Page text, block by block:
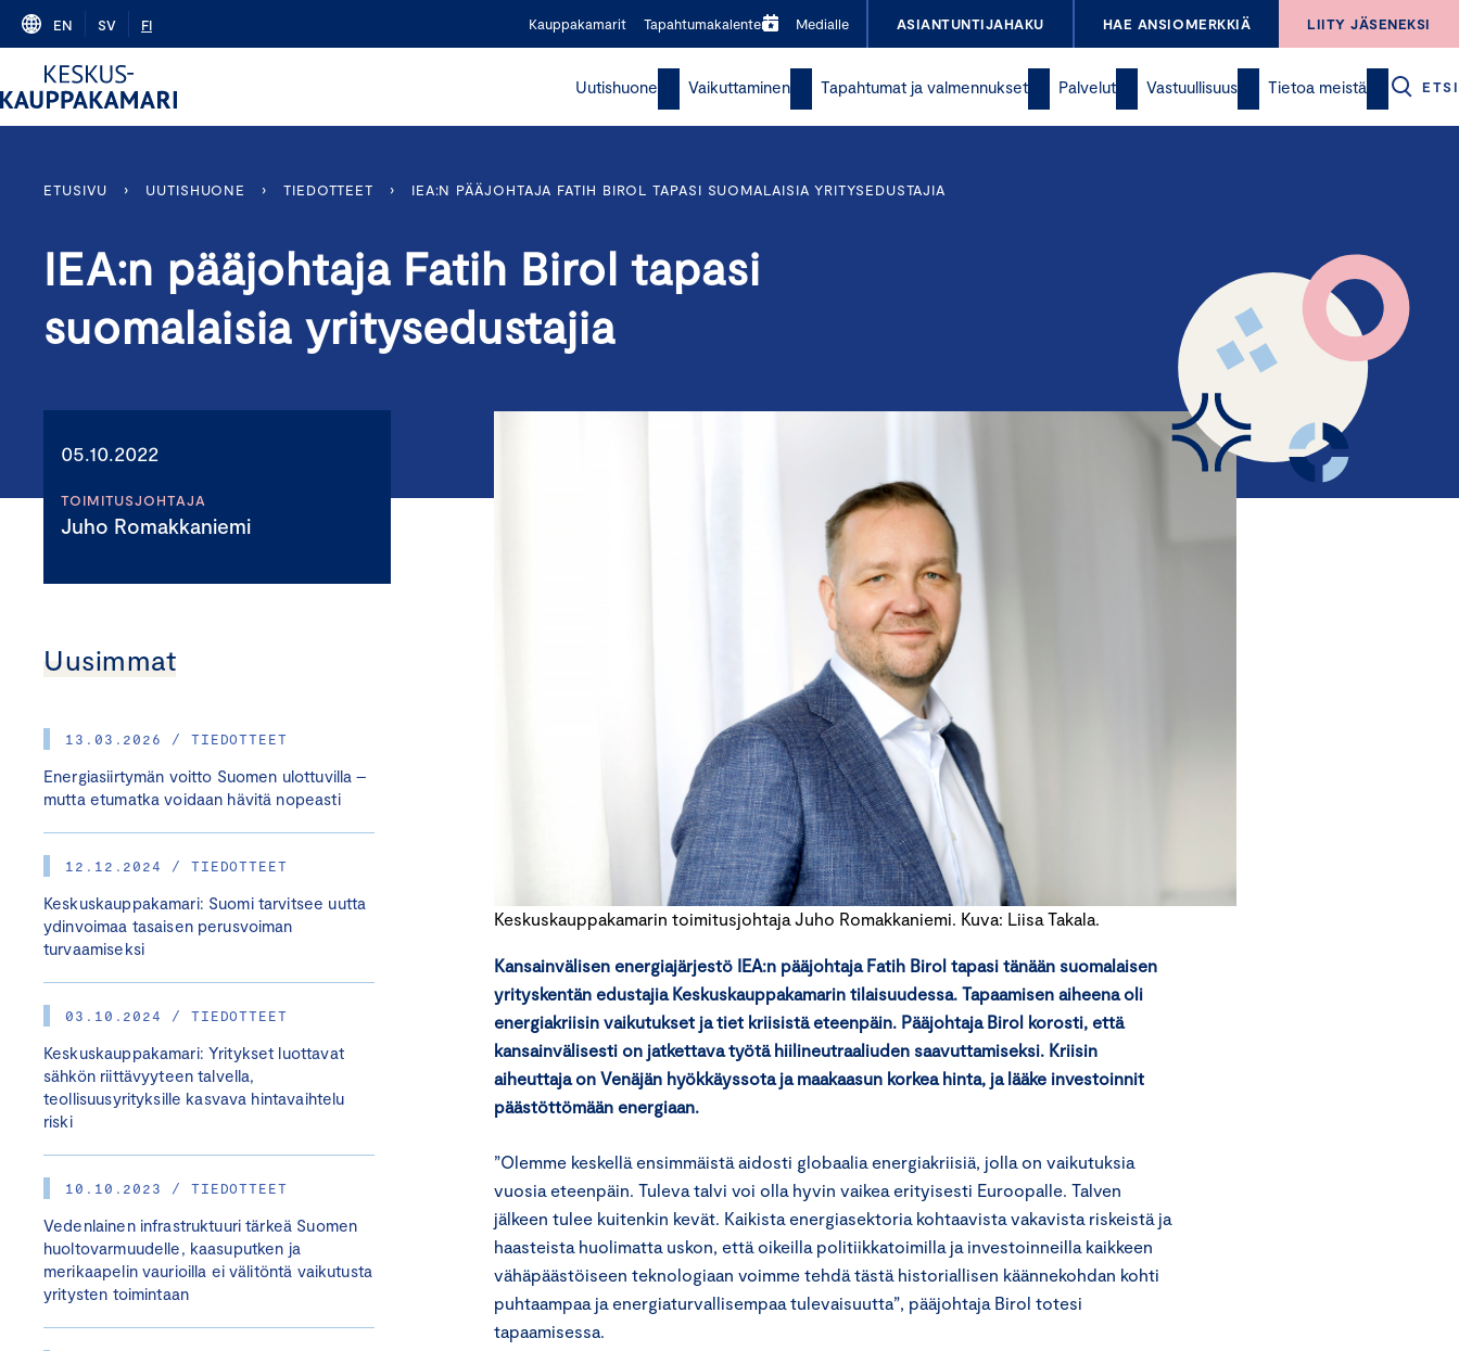
Skip
content
EN SV FI Kauppakamarit Tapahtumakalenteri Medialle ASIANTUNTIJAHAKU HAE ANSIOMERKKIÄ LIITY JÄSENEKSI
Uutishuone Vaikuttaminen Tapahtumat ja valmennukset Palvelut Vastuullisuus Tietoa meistä ETSI
ETUSIVU › UUTISHUONE › TIEDOTTEET › IEA:N PÄÄJOHTAJA FATIH BIROL TAPASI SUOMALAISIA YRITYSEDUSTAJIA
IEA:n pääjohtaja Fatih Birol tapasi
suomalaisia yritysedustajia
05.10.2022
TOIMITUSJOHTAJA
Juho Romakkaniemi
Uusimmat
13.03.2026 / TIEDOTTEET
Energiasiirtymän voitto Suomen ulottuvilla –
mutta etumatka voidaan hävitä nopeasti
12.12.2024 / TIEDOTTEET
Keskuskauppakamari: Suomi tarvitsee uutta
ydinvoimaa tasaisen perusvoiman
turvaamiseksi
03.10.2024 / TIEDOTTEET
Keskuskauppakamari: Yritykset luottavat
sähkön riittävyyteen talvella,
teollisuusyrityksille kasvava hintavaihtelu
riski
10.10.2023 / TIEDOTTEET
Vedenlainen infrastruktuuri tärkeä Suomen
huoltovarmuudelle, kaasuputken ja
merikaapelin vaurioilla ei välitöntä vaikutusta
yritysten toimintaan
Keskuskauppakamarin toimitusjohtaja Juho Romakkaniemi. Kuva: Liisa Takala.
Kansainvälisen energiajärjestö IEA:n pääjohtaja Fatih Birol tapasi tänään suomalaisen
yrityskentän edustajia Keskuskauppakamarin tilaisuudessa. Tapaamisen aiheena oli
energiakriisin vaikutukset ja tiet kriisistä eteenpäin. Pääjohtaja Birol korosti, että
kansainvälisesti on jatkettava työtä hiilineutraaliuden saavuttamiseksi. Kriisin
aiheuttaja on Venäjän hyökkäyssota ja maakaasun korkea hinta, ja lääke investoinnit
päästöttömään energiaan.
”Olemme keskellä ensimmäistä aidosti globaalia energiakriisiä, jolla on vaikutuksia
vuosia eteenpäin. Tuleva talvi voi olla hyvin vaikea erityisesti Euroopalle. Talven
jälkeen tulee kuitenkin kevät. Kaikista energiasektoria kohtaavista vakavista riskeistä ja
haasteista huolimatta uskon, että oikeilla politiikkatoimilla ja investoinneilla kaikkeen
vähäpäästöiseen teknologiaan voimme tehdä tästä historiallisen käännekohdan kohti
puhtaampaa ja energiaturvallisempaa tulevaisuutta”, pääjohtaja Birol totesi
tapaamisessa.